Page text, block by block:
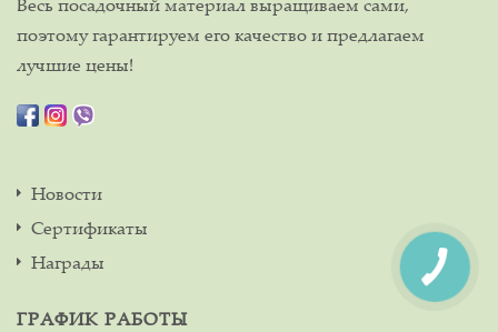
поэтому гарантируем его качество и предлагаем
лучшие цены!
Новости
Сертификаты
Награды
ГРАФИК РАБОТЫ